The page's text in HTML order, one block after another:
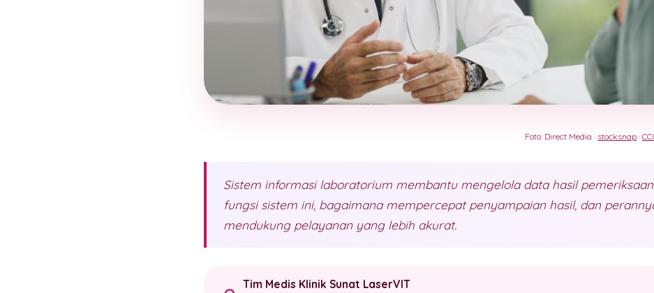
Foto: Direct Media · stocksnap ·
Sistem informasi laboratorium membantu mengelola data hasil
fungsi sistem ini, bagaimana mempercepat penyampaian hasil, dan
mendukung pelayanan yang lebih akurat.
Tim Medis Klinik Sunat LaserVIT